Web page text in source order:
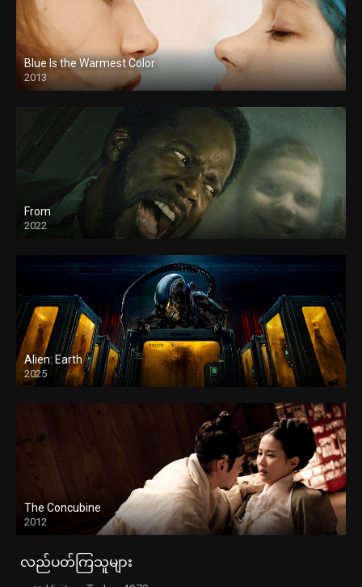
Blue Is the Warmest Color
2013
From
2022
Alien: Earth
2025
The Concubine
2012
လည်ပတ်ကြသူများ